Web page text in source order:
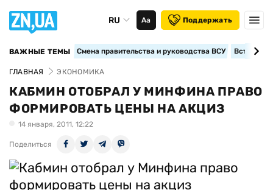
RU Аа Поддержать
ВАЖНЫЕ ТЕМЫ Смена правительства и руководства ВСУ
ГЛАВНАЯ ЭКОНОМИКА
КАБМИН ОТОБРАЛ У МИНФИНА ПРАВО
ФОРМИРОВАТЬ ЦЕНЫ НА АКЦИЗ
14 января, 2011, 12:22
Поделиться